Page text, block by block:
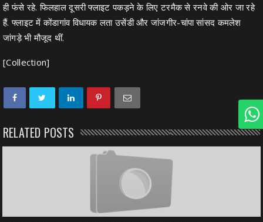
ही फंसे रहे. फिलहाल दूसरी फ्लाइट पकड़ने के लिए टरमैक से रनवे की ओर जा रहे
हैं. फ्लाइट में कोंडागांव विधायक लता उसेंडी और जांजगीर-चांपा सांसद कमलेश
जांगड़े भी मौजूद थीं.
[Collection]
RELATED POSTS